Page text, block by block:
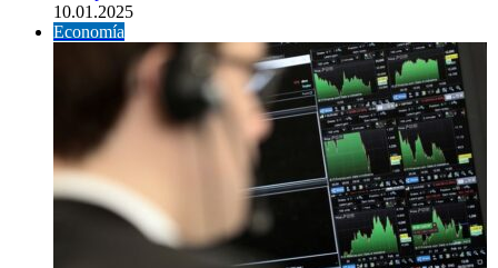
10.01.2025
Economía